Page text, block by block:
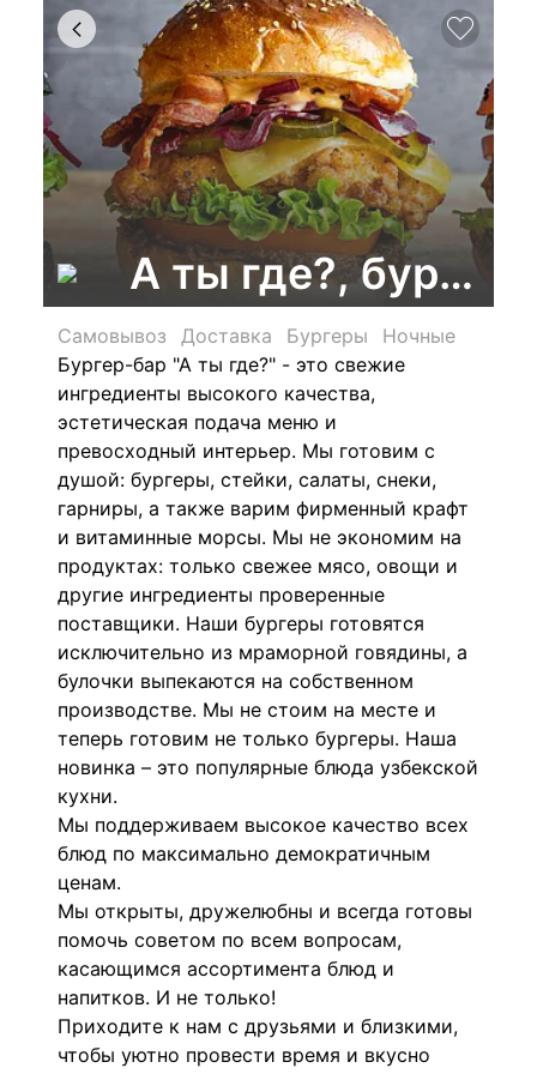
А ты где?,
Самовывоз Доставка Бургеры
Ночные
Бургер-бар "А ты где?" - это свежие
ингредиенты высокого качества,
эстетическая подача меню и
превосходный интерьер. Мы готовим с
душой: бургеры, стейки, салаты, снеки,
гарниры, а также варим фирменный крафт
и витаминные морсы. Мы не экономим на
продуктах: только свежее мясо, овощи и
другие ингредиенты проверенные
поставщики. Наши бургеры готовятся
исключительно из мраморной говядины, а
булочки выпекаются на собственном
производстве. Мы не стоим на месте и
теперь готовим не только бургеры. Наша
новинка – это популярные блюда узбекской
кухни.
Мы поддерживаем высокое качество всех
блюд по максимально демократичным
ценам.
Мы открыты, дружелюбны и всегда готовы
помочь советом по всем вопросам,
касающимся ассортимента блюд и
напитков. И не только!
Приходите к нам с друзьями и близкими,
чтобы уютно провести время и вкусно